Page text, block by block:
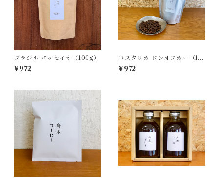
ブラジル パッセイオ（100g）
¥972
コスタリカ ドンオスカー（10
0g）
¥972